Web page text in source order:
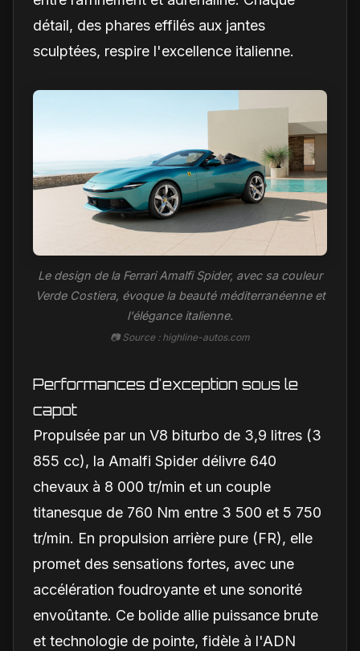
détail, des phares effilés aux jantes
sculptées, respire l'excellence italienne.
Le design de la Ferrari Amalfi Spider, avec sa couleur
Verde Costiera, évoque la beauté méditerranéenne et
l'élégance italienne.
📷 Source : highline-autos.com
Performances d'exception sous le
capot
Propulsée par un V8 biturbo de 3,9 litres (3
855 cc), la Amalfi Spider délivre 640
chevaux à 8 000 tr/min et un couple
titanesque de 760 Nm entre 3 500 et 5 750
tr/min. En propulsion arrière pure (FR), elle
promet des sensations fortes, avec une
accélération foudroyante et une sonorité
envoûtante. Ce bolide allie puissance brute
et technologie de pointe, fidèle à l'ADN